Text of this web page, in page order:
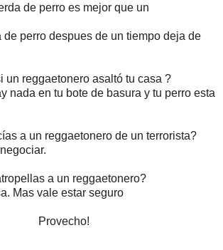
de perro es mejor que un
de perro despues de un tiempo deja de
un reggaetonero asaltó tu casa ?
nada en tu bote de basura y tu perro esta
a un reggaetonero de un terrorista?
a un reggaetonero?
Mas vale estar seguro
Provecho!